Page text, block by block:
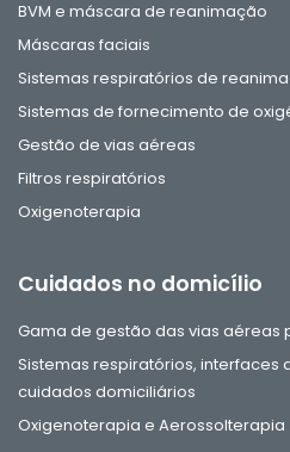
BVM e máscara de reanimação
Máscaras faciais
Sistemas respiratórios de
Sistemas de fornecimento de
Gestão de vias aéreas
Filtros respiratórios
Oxigenoterapia
Cuidados no domicílio
Gama de gestão das vias aéreas
Sistemas respiratórios,
cuidados domiciliários
Oxigenoterapia e Aerossolterapia